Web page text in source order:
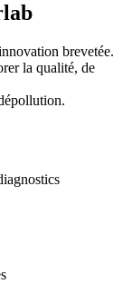
brevetée.
la qualité, de